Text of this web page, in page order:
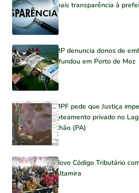
mais transparência à
MP denuncia donos de
afundou em Porto de Moz
MPF pede que Justiça
loteamento privado no
Chão (PA)
Novo Código Tributário
Altamira